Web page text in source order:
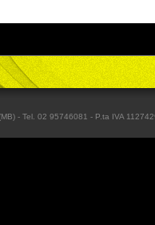
- Tel. 02 95746081 - P.ta IVA